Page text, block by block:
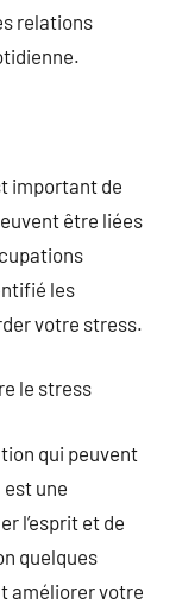
relations
important de
être liées
les
votre stress.
le stress
qui peuvent
une
l’esprit et de
quelques
améliorer votre